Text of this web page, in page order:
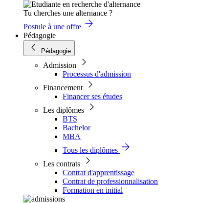
Tu cherches une alternance ?
Postule à une offre
Pédagogie
Pédagogie
Admission
Processus d'admission
Financement
Financer ses études
Les diplômes
BTS
Bachelor
MBA
Tous les diplômes
Les contrats
Contrat d'apprentissage
Contrat de professionnalisation
Formation en initial